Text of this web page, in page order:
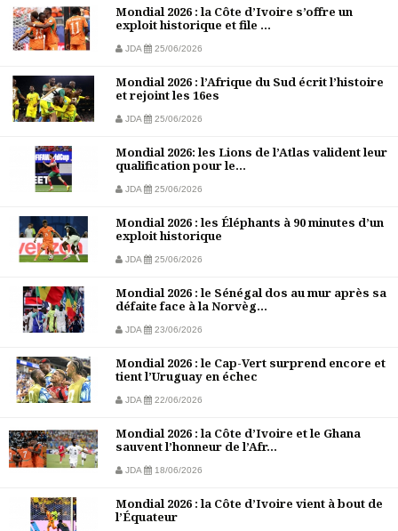
Mondial 2026 : la Côte d’Ivoire s’offre un
exploit historique et file ...
JDA 25/06/2026
Mondial 2026 : l’Afrique du Sud écrit l’histoire
et rejoint les 16es
JDA 25/06/2026
Mondial 2026: les Lions de l’Atlas valident leur
qualification pour le...
JDA 25/06/2026
Mondial 2026 : les Éléphants à 90 minutes d’un
exploit historique
JDA 25/06/2026
Mondial 2026 : le Sénégal dos au mur après sa
défaite face à la Norvèg...
JDA 23/06/2026
Mondial 2026 : le Cap-Vert surprend encore et
tient l’Uruguay en échec
JDA 22/06/2026
Mondial 2026 : la Côte d’Ivoire et le Ghana
sauvent l’honneur de l’Afr...
JDA 18/06/2026
Mondial 2026 : la Côte d’Ivoire vient à bout de
l’Équateur